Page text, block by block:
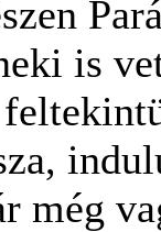
is
még